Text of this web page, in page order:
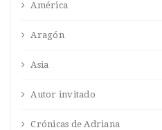
América
Aragón
Asia
Autor invitado
Crónicas de Adriana